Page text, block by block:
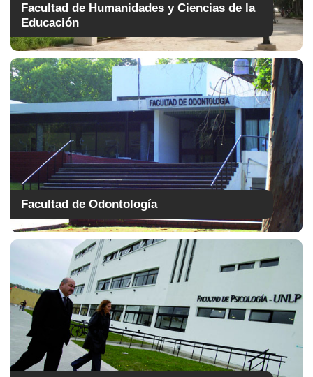
Facultad de Humanidades y Ciencias de la
Educación
Facultad de Odontología